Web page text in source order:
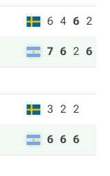
6 4 6 2
7 6 2 6
3 2 2
6 6 6